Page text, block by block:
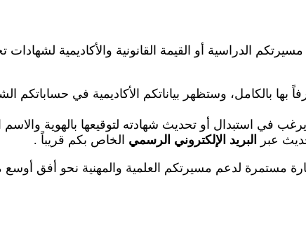
الدراسية أو القيمة القانونية والأكاديمية لشهادات
بالكامل، وستظهر بياناتكم الأكاديمية في حساباتكم
في استبدال أو تحديث شهادته لتوقيعها بالهوية والاسم
عبر البريد الإلكتروني الرسمي الخاص بكم قريباً .
مستمرة لدعم مسيرتكم العلمية والمهنية نحو أفق أوسع